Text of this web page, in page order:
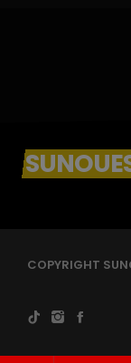
COPYRIGHT